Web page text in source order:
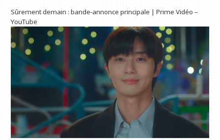
Sûrement demain : bande-annonce principale | Prime Vidéo –
YouTube